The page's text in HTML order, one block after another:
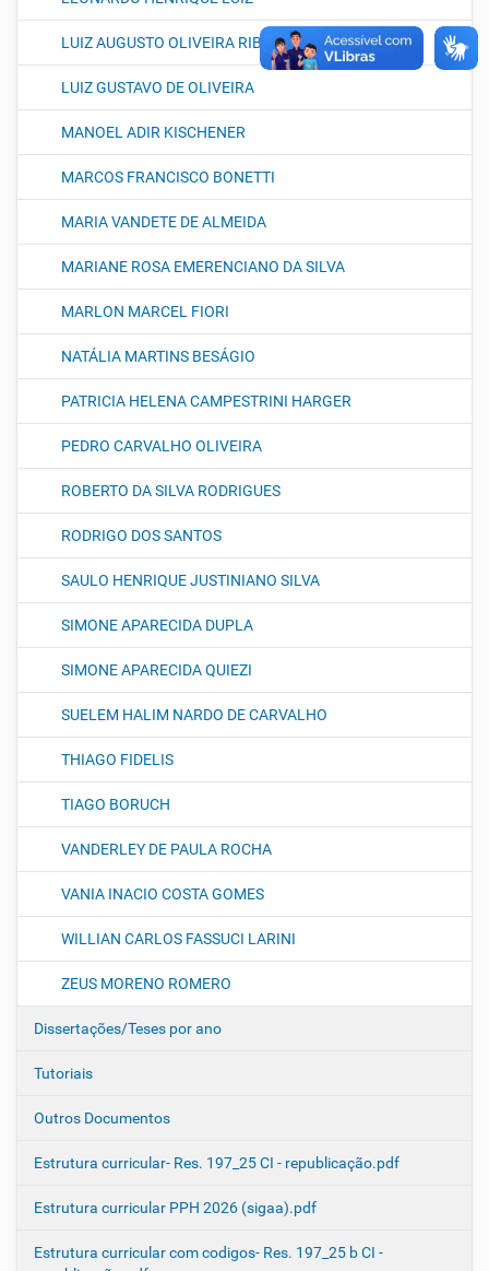
LUIZ AUGUSTO OLIVEIRA RIBEIRO
LUIZ GUSTAVO DE OLIVEIRA
MANOEL ADIR KISCHENER
MARCOS FRANCISCO BONETTI
MARIA VANDETE DE ALMEIDA
MARIANE ROSA EMERENCIANO DA SILVA
MARLON MARCEL FIORI
NATÁLIA MARTINS BESÁGIO
PATRICIA HELENA CAMPESTRINI HARGER
PEDRO CARVALHO OLIVEIRA
ROBERTO DA SILVA RODRIGUES
RODRIGO DOS SANTOS
SAULO HENRIQUE JUSTINIANO SILVA
SIMONE APARECIDA DUPLA
SIMONE APARECIDA QUIEZI
SUELEM HALIM NARDO DE CARVALHO
THIAGO FIDELIS
TIAGO BORUCH
VANDERLEY DE PAULA ROCHA
VANIA INACIO COSTA GOMES
WILLIAN CARLOS FASSUCI LARINI
ZEUS MORENO ROMERO
Dissertações/Teses por ano
Tutoriais
Outros Documentos
Estrutura curricular- Res. 197_25 CI - republicação.pdf
Estrutura curricular PPH 2026 (sigaa).pdf
Estrutura curricular com codigos- Res. 197_25 b CI -